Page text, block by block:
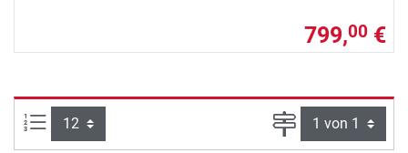
799,00 €
Artikel pro Seite: Seite